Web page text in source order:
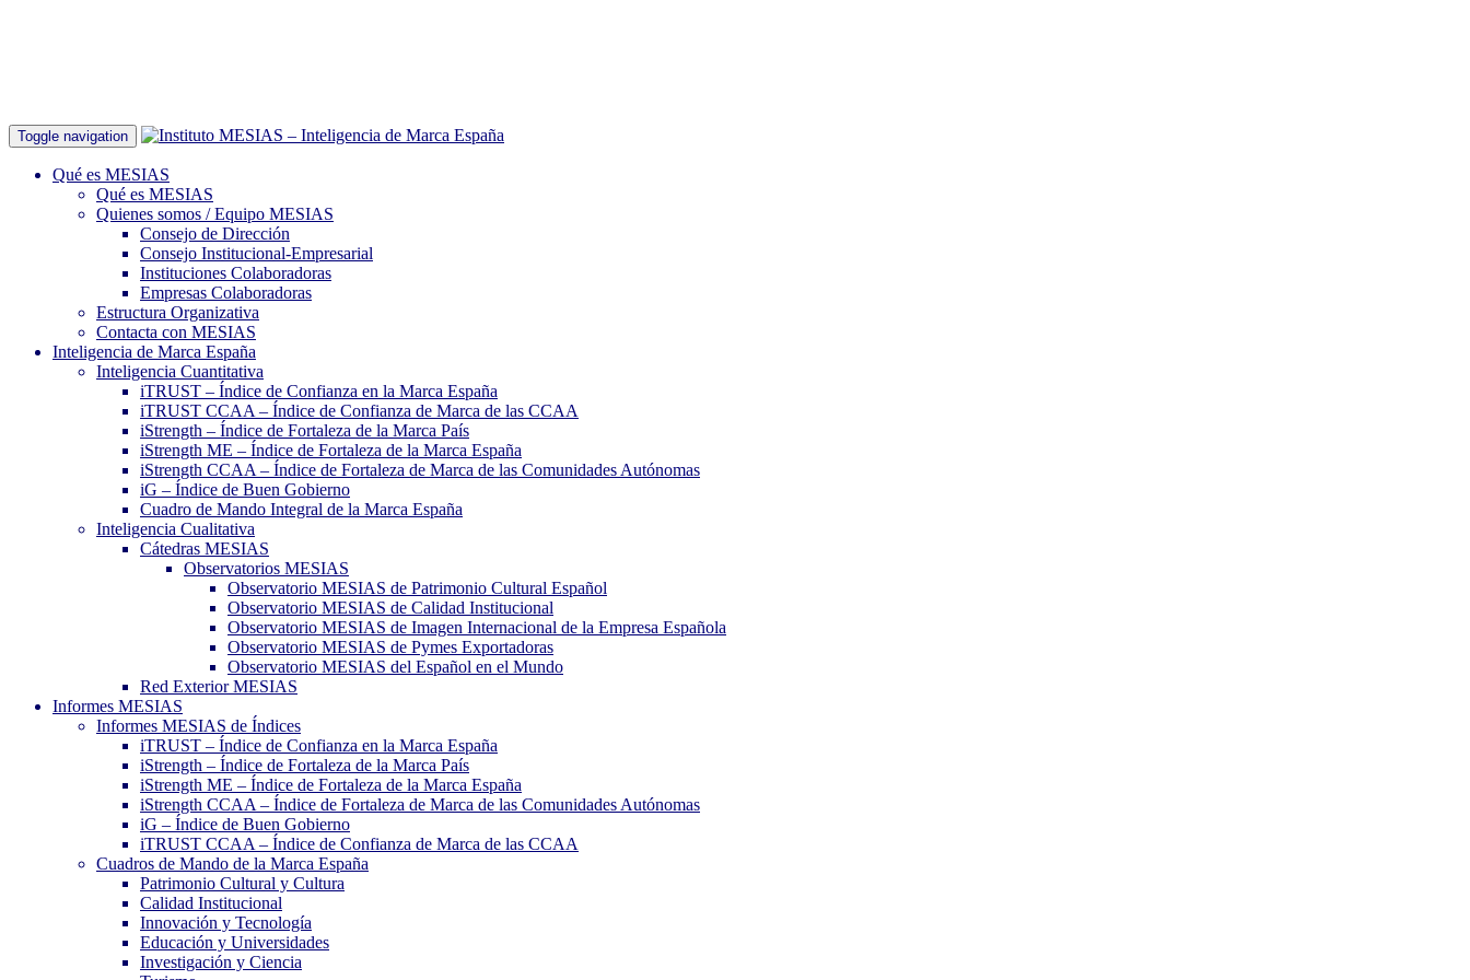
Toggle navigation
Qué es MESIAS
Qué es MESIAS
Quienes somos / Equipo MESIAS
Consejo de Dirección
Consejo Institucional-Empresarial
Instituciones Colaboradoras
Empresas Colaboradoras
Estructura Organizativa
Contacta con MESIAS
Inteligencia de Marca España
Inteligencia Cuantitativa
iTRUST – Índice de Confianza en la Marca España
iTRUST CCAA – Índice de Confianza de Marca de las CCAA
iStrength – Índice de Fortaleza de la Marca País
iStrength ME – Índice de Fortaleza de la Marca España
iStrength CCAA – Índice de Fortaleza de Marca de las Comunidades Autónomas
iG – Índice de Buen Gobierno
Cuadro de Mando Integral de la Marca España
Inteligencia Cualitativa
Cátedras MESIAS
Observatorios MESIAS
Observatorio MESIAS de Patrimonio Cultural Español
Observatorio MESIAS de Calidad Institucional
Observatorio MESIAS de Imagen Internacional de la Empresa Española
Observatorio MESIAS de Pymes Exportadoras
Observatorio MESIAS del Español en el Mundo
Red Exterior MESIAS
Informes MESIAS
Informes MESIAS de Índices
iTRUST – Índice de Confianza en la Marca España
iStrength – Índice de Fortaleza de la Marca País
iStrength ME – Índice de Fortaleza de la Marca España
iStrength CCAA – Índice de Fortaleza de Marca de las Comunidades Autónomas
iG – Índice de Buen Gobierno
iTRUST CCAA – Índice de Confianza de Marca de las CCAA
Cuadros de Mando de la Marca España
Patrimonio Cultural y Cultura
Calidad Institucional
Innovación y Tecnología
Educación y Universidades
Investigación y Ciencia